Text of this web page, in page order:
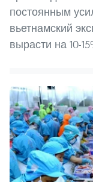
постоянным
вьетнамский
вырасти на 10-